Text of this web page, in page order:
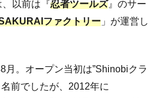
以前は『忍者ツールズ』のサー
ファクトリー 」が運営し
月。オープン当初は”Shinobiクラ
前でしたが、2012年に